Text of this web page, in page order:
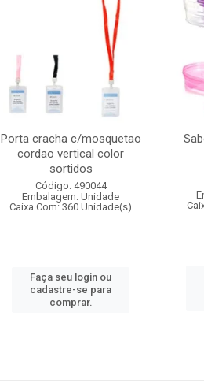
Porta cracha c/mosquetao
cordao vertical color
sortidos
Código: 490044
Embalagem: Unidade
Caixa Com: 360 Unidade(s)
Faça seu login ou
cadastre-se para
comprar.